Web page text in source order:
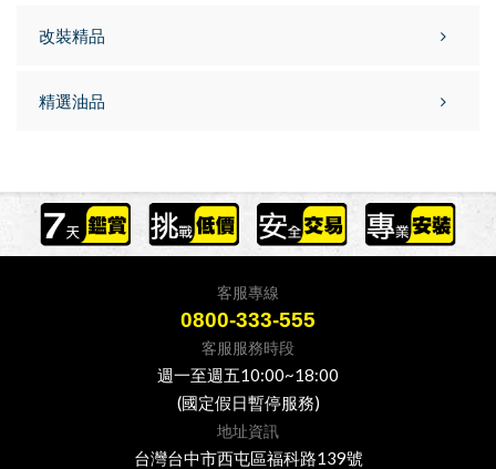
改裝精品
精選油品
客服專線
0800-333-555
客服服務時段
週一至週五10:00~18:00
(國定假日暫停服務)
地址資訊
台灣台中市西屯區福科路139號